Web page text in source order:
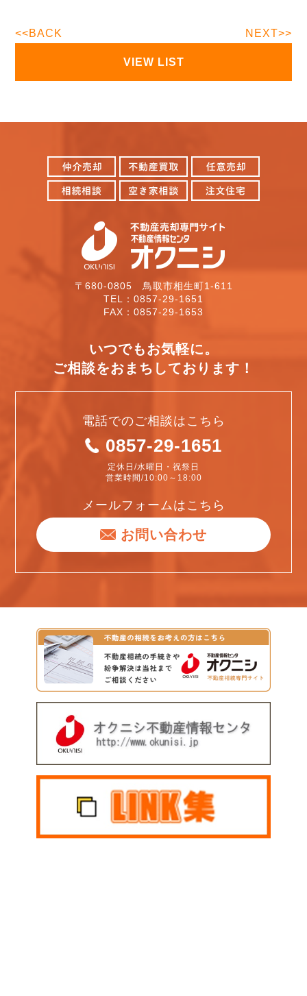
<<BACK NEXT>>
VIEW LIST
〒680-0805 鳥取市相生町1-611
TEL：0857-29-1651
FAX：0857-29-1653
いつでもお気軽に。
ご相談をおまちしております！
電話でのご相談はこちら
0857-29-1651
定休日/水曜日・祝祭日
営業時間/10:00～18:00
メールフォームはこちら
お問い合わせ